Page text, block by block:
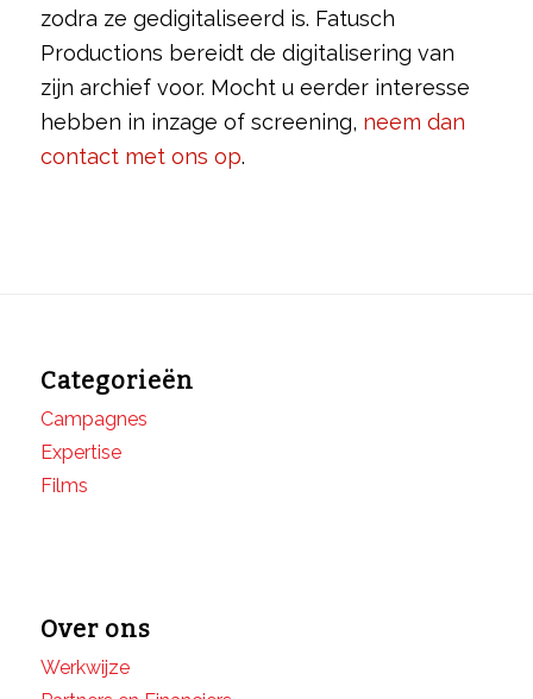
zodra ze gedigitaliseerd is. Fatusch
Productions bereidt de digitalisering van
zijn archief voor. Mocht u eerder interesse
hebben in inzage of screening, neem dan
contact met ons op.
Categorieën
Campagnes
Expertise
Films
Over ons
Werkwijze